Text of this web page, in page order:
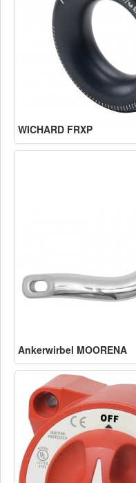
WICHARD FRXP
Ankerwirbel MOORENA